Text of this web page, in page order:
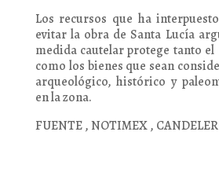
Los recursos que ha
evitar la obra de Santa Lucía
medida cautelar protege tanto
como los bienes que sean
arqueológico, histórico y
en la zona.
FUENTE , NOTIMEX ,